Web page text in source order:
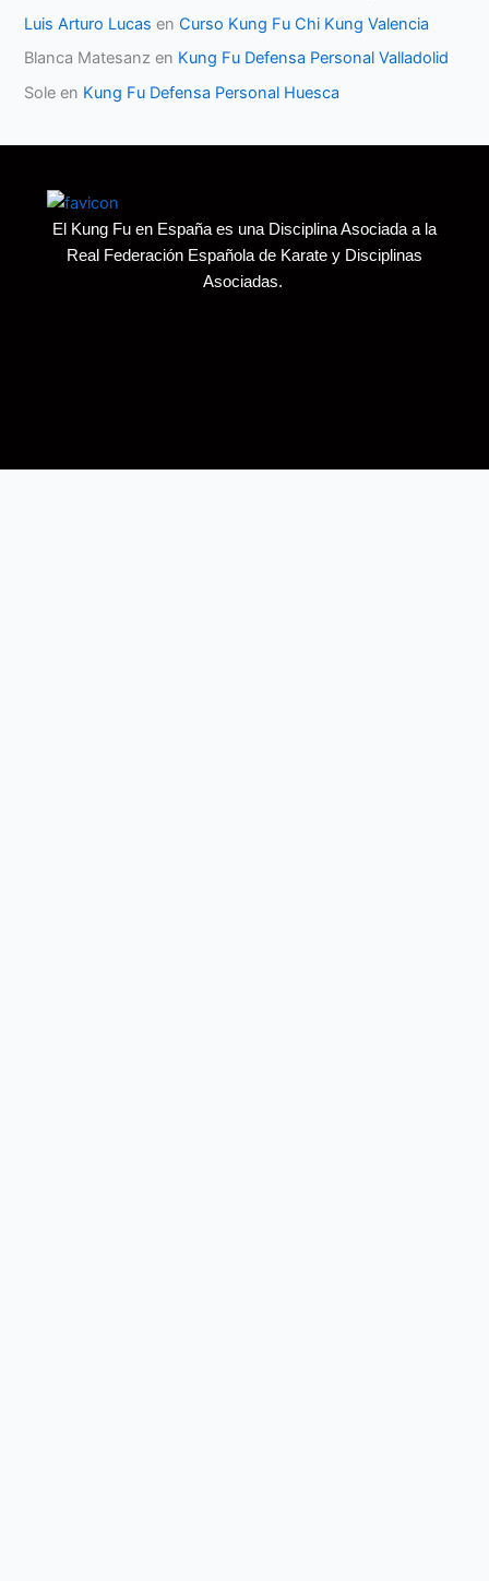
Luis Arturo Lucas enCurso Kung Fu Chi Kung Valencia
Blanca Matesanz en Kung Fu Defensa Personal Valladolid
Sole en Kung Fu Defensa Personal Huesca
El Kung Fu en España es una Disciplina Asociada a la
Real Federación Española de Karate y Disciplinas
Asociadas.